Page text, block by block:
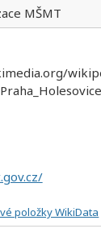
MŠMT
položky WikiData